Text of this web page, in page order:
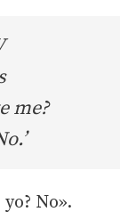
me?
No».